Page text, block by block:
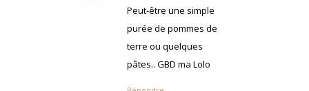
Peut-être une simple
purée de pommes de
terre ou quelques
pâtes.. GBD ma Lolo